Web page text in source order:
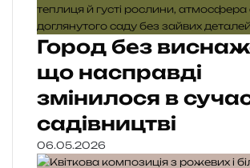
Город без
що насправді
змінилося в
садівництві
06.05.2026